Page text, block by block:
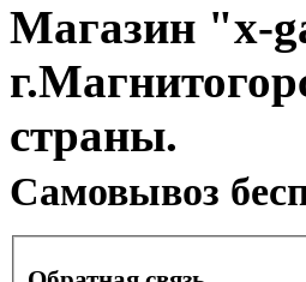
Магазин "x-
страны.
Cамовывоз